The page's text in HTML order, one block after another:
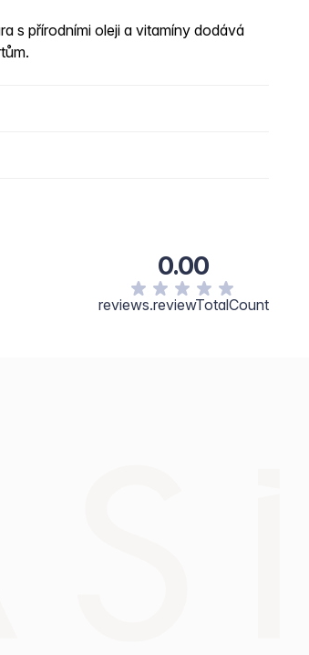
s přírodními oleji a vitamíny dodává
0.00
reviews.reviewTotalCount